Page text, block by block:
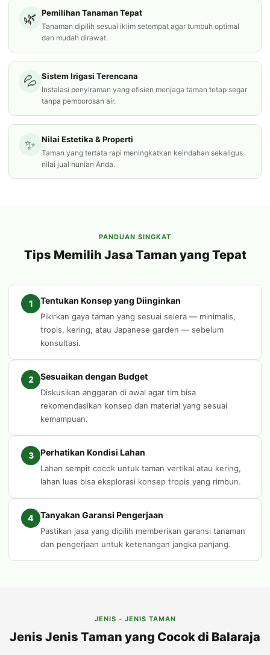
🌿 Pemilihan Tanaman Tepat
Tanaman dipilih sesuai iklim setempat agar tumbuh optimal
dan mudah dirawat.
💦 Sistem Irigasi Terencana
Instalasi penyiraman yang efisien menjaga taman tetap segar
tanpa pemborosan air.
✨ Nilai Estetika & Properti
Taman yang tertata rapi meningkatkan keindahan sekaligus
nilai jual hunian Anda.
PANDUAN SINGKAT
Tips Memilih Jasa Taman yang Tepat
1 Tentukan Konsep yang Diinginkan
Pikirkan gaya taman yang sesuai selera — minimalis,
tropis, kering, atau Japanese garden — sebelum
konsultasi.
2 Sesuaikan dengan Budget
Diskusikan anggaran di awal agar tim bisa
rekomendasikan konsep dan material yang sesuai
kemampuan.
3 Perhatikan Kondisi Lahan
Lahan sempit cocok untuk taman vertikal atau kering,
lahan luas bisa eksplorasi konsep tropis yang rimbun.
4 Tanyakan Garansi Pengerjaan
Pastikan jasa yang dipilih memberikan garansi tanaman
dan pengerjaan untuk ketenangan jangka panjang.
JENIS - JENIS TAMAN
Jenis Jenis Taman yang Cocok di Balaraja